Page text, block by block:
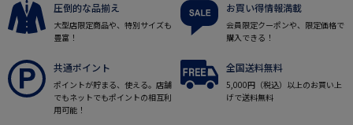
圧倒的な品揃え
大型店限定商品や、特別サイズも
豊富！
お買い得情報満載
会員限定クーポンや、限定価格で
購入できる！
共通ポイント
ポイントが貯まる、使える。店舗
でもネットでもポイントの相互利
用可能！
全国送料無料
5,000円（税込）以上のお買い上
げで送料無料